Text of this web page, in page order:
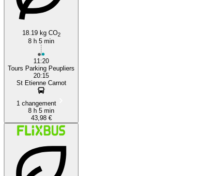
18.19 kg CO2
8 h 5 min
11:20
Tours Parking Peupliers
20:15
St Etienne Carnot
1 changement
8 h 5 min
43,98 €